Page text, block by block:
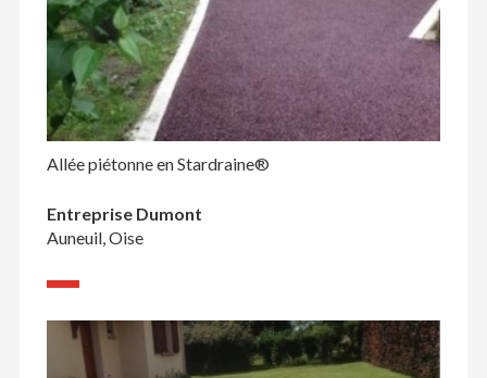
Allée piétonne en Stardraine®
Entreprise Dumont
Auneuil, Oise